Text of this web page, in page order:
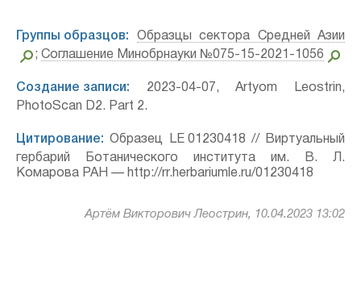
Группы образцов:
Образцы сектора Средней Азии
; Соглашение Минобрнауки №075-15-2021-1056
Создание записи: 2023-04-07, Artyom Leostrin,
PhotoScan D2. Part 2.
Цитирование: Образец LE 01230418 // Виртуальный
гербарий Ботанического института им. В. Л.
Комарова РАН — http://rr.herbariumle.ru/01230418
Артём Викторович Леострин, 10.04.2023 13:02